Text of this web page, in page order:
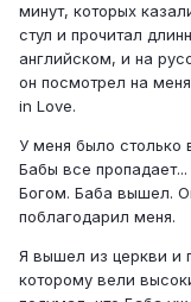
минут, которых
стул и прочитал
английском, и на
он посмотрел на
in Love.
У меня было столько
Бабы все
Богом. Баба вышел.
поблагодарил меня.
Я вышел из церкви и
которому вели